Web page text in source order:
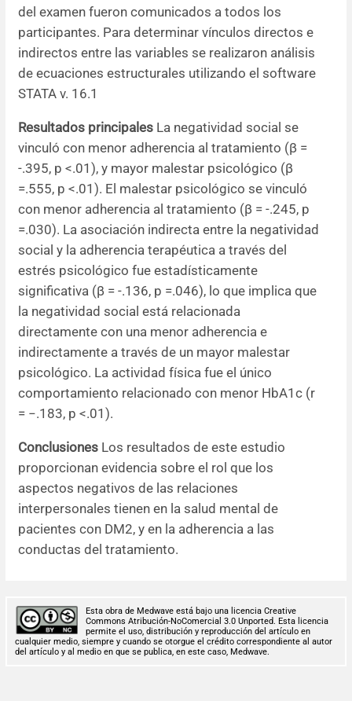
del examen fueron comunicados a todos los
participantes. Para determinar vínculos directos e
indirectos entre las variables se realizaron análisis
de ecuaciones estructurales utilizando el software
STATA v. 16.1
Resultados principales La negatividad social se
vinculó con menor adherencia al tratamiento (β =
-.395, p <.01), y mayor malestar psicológico (β
=.555, p <.01). El malestar psicológico se vinculó
con menor adherencia al tratamiento (β = -.245, p
=.030). La asociación indirecta entre la negatividad
social y la adherencia terapéutica a través del
estrés psicológico fue estadísticamente
significativa (β = -.136, p =.046), lo que implica que
la negatividad social está relacionada
directamente con una menor adherencia e
indirectamente a través de un mayor malestar
psicológico. La actividad física fue el único
comportamiento relacionado con menor HbA1c (r
= −.183, p <.01).
Conclusiones Los resultados de este estudio
proporcionan evidencia sobre el rol que los
aspectos negativos de las relaciones
interpersonales tienen en la salud mental de
pacientes con DM2, y en la adherencia a las
conductas del tratamiento.
Esta obra de Medwave está bajo una licencia Creative
Commons Atribución-NoComercial 3.0 Unported. Esta licencia
permite el uso, distribución y reproducción del artículo en
cualquier medio, siempre y cuando se otorgue el crédito correspondiente al autor
del artículo y al medio en que se publica, en este caso, Medwave.